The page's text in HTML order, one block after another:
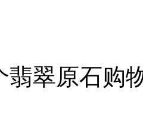
翡翠原石购